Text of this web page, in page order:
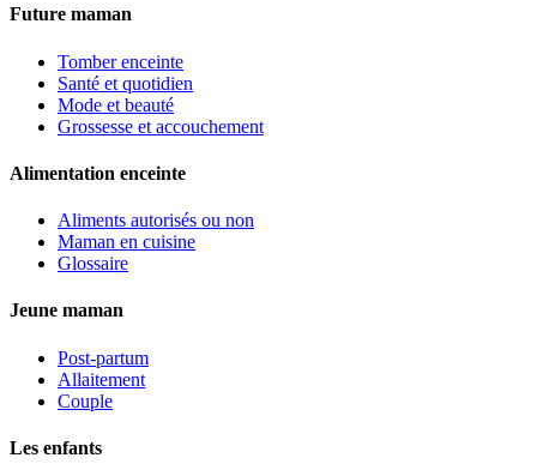
Future maman
Tomber enceinte
Santé et quotidien
Mode et beauté
Grossesse et accouchement
Alimentation enceinte
Aliments autorisés ou non
Maman en cuisine
Glossaire
Jeune maman
Post-partum
Allaitement
Couple
Les enfants